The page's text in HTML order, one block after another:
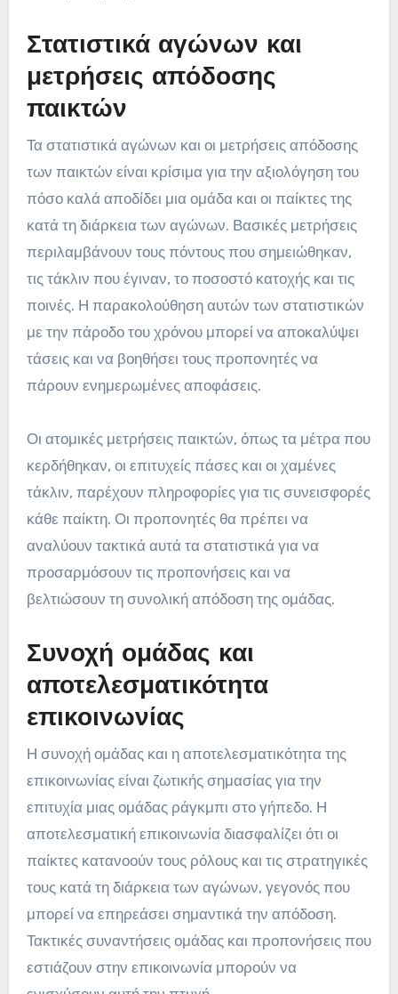
Στατιστικά αγώνων και
μετρήσεις απόδοσης
παικτών
Τα στατιστικά αγώνων και οι μετρήσεις απόδοσης
των παικτών είναι κρίσιμα για την αξιολόγηση του
πόσο καλά αποδίδει μια ομάδα και οι παίκτες της
κατά τη διάρκεια των αγώνων. Βασικές μετρήσεις
περιλαμβάνουν τους πόντους που σημειώθηκαν,
τις τάκλιν που έγιναν, το ποσοστό κατοχής και τις
ποινές. Η παρακολούθηση αυτών των στατιστικών
με την πάροδο του χρόνου μπορεί να αποκαλύψει
τάσεις και να βοηθήσει τους προπονητές να
πάρουν ενημερωμένες αποφάσεις.
Οι ατομικές μετρήσεις παικτών, όπως τα μέτρα που
κερδήθηκαν, οι επιτυχείς πάσες και οι χαμένες
τάκλιν, παρέχουν πληροφορίες για τις συνεισφορές
κάθε παίκτη. Οι προπονητές θα πρέπει να
αναλύουν τακτικά αυτά τα στατιστικά για να
προσαρμόσουν τις προπονήσεις και να
βελτιώσουν τη συνολική απόδοση της ομάδας.
Συνοχή ομάδας και
αποτελεσματικότητα
επικοινωνίας
Η συνοχή ομάδας και η αποτελεσματικότητα της
επικοινωνίας είναι ζωτικής σημασίας για την
επιτυχία μιας ομάδας ράγκμπι στο γήπεδο. Η
αποτελεσματική επικοινωνία διασφαλίζει ότι οι
παίκτες κατανοούν τους ρόλους και τις στρατηγικές
τους κατά τη διάρκεια των αγώνων, γεγονός που
μπορεί να επηρεάσει σημαντικά την απόδοση.
Τακτικές συναντήσεις ομάδας και προπονήσεις που
εστιάζουν στην επικοινωνία μπορούν να